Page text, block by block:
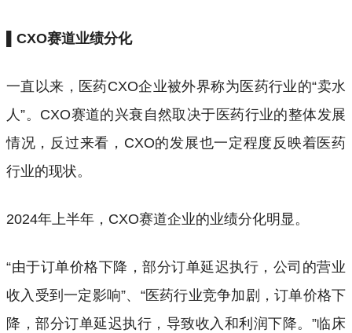
▌CXO赛道业绩分化
一直以来，医药CXO企业被外界称为医药行业的“卖水
人”。CXO赛道的兴衰自然取决于医药行业的整体发展
情况，反过来看，CXO的发展也一定程度反映着医药
行业的现状。
2024年上半年，CXO赛道企业的业绩分化明显。
“由于订单价格下降，部分订单延迟执行，公司的营业
收入受到一定影响”、“医药行业竞争加剧，订单价格下
降，部分订单延迟执行，导致收入和利润下降。”临床